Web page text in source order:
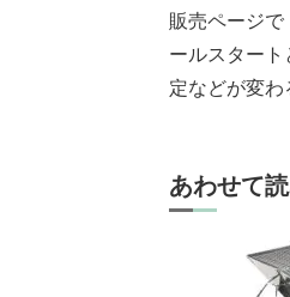
販売ページ
ールスター
定などが変わ
あわせて